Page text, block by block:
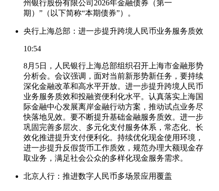
州银行股份有限公司2026年金融债券（第一
期）”（以下简称“本期债券”）。
央行上海总部：进一步提升跨境人民币业务服务质效
10:54
8月5日，人民银行上海总部组织召开上海市金融形势
分析会。会议强调，面对当前新形势新任务，要持续
深化金融改革和高水平开放。进一步提升跨境人民币
业务服务质效和投融资便利化水平。认真落实上海国
际金融中心发展离岸金融行动方案，推动试点业务尽
快落地见效。要不断提升基础金融服务质效。进一步
巩固完善多层次、多元化支付服务体系，常态化、长
效化推进提升支付便利化。持续优化现金使用环境，
进一步提升反假货币工作质效，规范办理大额现金存
取业务，满足社会公众的多样化现金服务需求。
北京人行：推进数字人民币多场景应用覆盖